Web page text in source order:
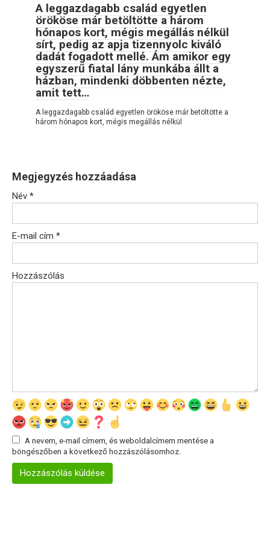
A leggazdagabb család egyetlen
örököse már betöltötte a három
hónapos kort, mégis megállás nélkül
sírt, pedig az apja tizennyolc kiváló
dadát fogadott mellé. Ám amikor egy
egyszerű fiatal lány munkába állt a
házban, mindenki döbbenten nézte,
amit tett…
A leggazdagabb család egyetlen örököse már betöltötte a
három hónapos kort, mégis megállás nélkül
Megjegyzés hozzáadása
Név *
E-mail cím *
Hozzászólás
A nevem, e-mail címem, és weboldalcímem mentése a
böngészőben a következő hozzászólásomhoz.